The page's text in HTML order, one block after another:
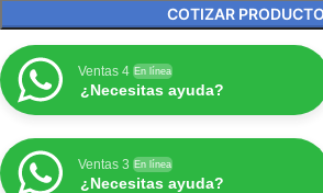
COTIZAR PRODUCTO
Ventas 4 En línea
¿Necesitas ayuda?
Ventas 3 En línea
¿Necesitas ayuda?